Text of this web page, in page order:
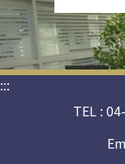
:::
TEL :